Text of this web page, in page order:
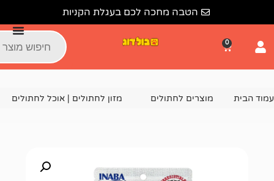
הטבה מחכה לכם בעגלת הקניות
לחתולים מזון לחתולים | אוכל לחתולים חטיפים